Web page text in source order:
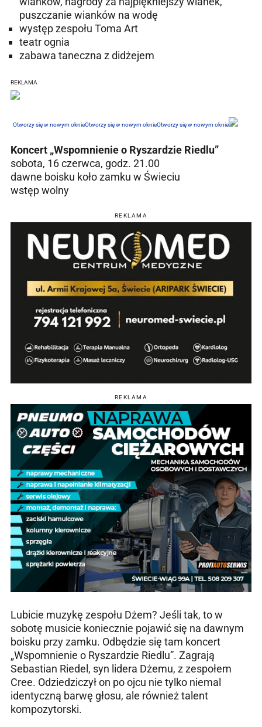
puszczanie wianków na wodę
występ zespołu Toma Art
teatr ognia
zabawa taneczna z didżejem
REKLAMA
Otworzy się w nowym oknieOtworzy się w nowym oknieOtworzy się w nowym oknie
Koncert „Wspomnienie o Ryszardzie Riedlu”
sobota, 16 czerwca, godz. 21.00
dawne boisku koło zamku w Świeciu
wstęp wolny
REKLAMA
REKLAMA
Lubicie muzykę zespołu Dżem? Jeśli tak, to w
sobotę musicie koniecznie pojawić się na dawnym
boisku przy zamku. Odbędzie się tam koncert
„Wspomnienie o Ryszardzie Riedlu”. Zagrają
Sebastian Riedel, syn lidera Dżemu, z zespołem
Cree. Odziedziczył on po ojcu nie tylko niemal
identyczną barwę głosu, ale również talent
kompozytorski.